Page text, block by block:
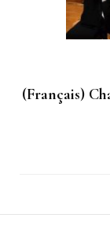
(Français)